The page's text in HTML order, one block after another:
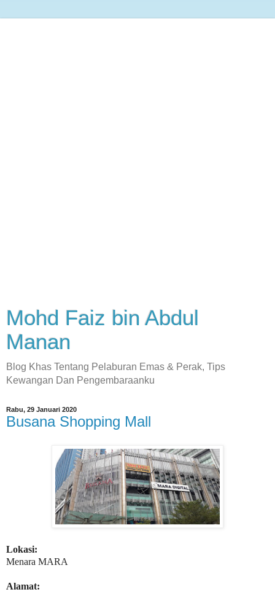
Mohd Faiz bin Abdul
Manan
Blog Khas Tentang Pelaburan Emas & Perak, Tips
Kewangan Dan Pengembaraanku
Rabu, 29 Januari 2020
Busana Shopping Mall
Lokasi:
Menara MARA
Alamat: